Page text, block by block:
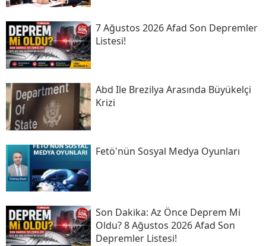
7 Ağustos 2026 Afad Son Depremler
Listesi!
Abd Ile Brezilya Arasında Büyükelçi
Krizi
Fetö'nün Sosyal Medya Oyunları
Son Daki̇ka: Az Önce Deprem Mi
Oldu? 8 Ağustos 2026 Afad Son
Depremler Listesi!